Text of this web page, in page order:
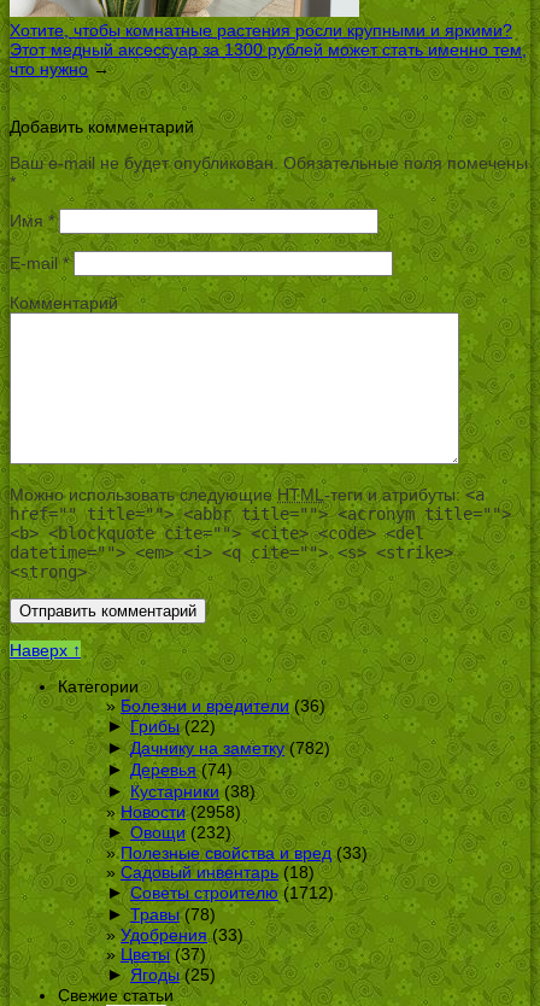
Хотите, чтобы комнатные растения росли крупными и яркими?
Этот медный аксессуар за 1300 рублей может стать именно тем,
что нужно→
Добавить комментарий
Ваш e-mail не будет опубликован. Обязательные поля помечены
*
Имя *
E-mail*
Комментарий
Можно использовать следующиеHTML -теги и атрибуты:<a
href="" title=""> <abbr title=""> <acronym title="">
<b> <blockquote cite=""> <cite> <code> <del
datetime=""> <em> <i> <q cite=""> <s> <strike>
<strong>
Наверх ↑
Категории
Болезни и вредители (36)
► Грибы(22)
► Дачнику на заметку(782)
► Деревья(74)
► Кустарники (38)
Новости(2958)
► Овощи(232)
Полезные свойства и вред(33)
Садовый инвентарь (18)
► Советы строителю (1712)
► Травы(78)
Удобрения(33)
Цветы(37)
► Ягоды(25)
Свежие статьи